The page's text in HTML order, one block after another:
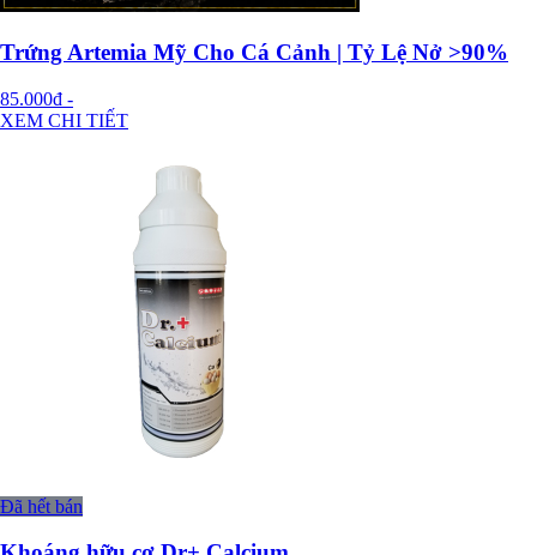
Trứng Artemia Mỹ Cho Cá Cảnh | Tỷ Lệ Nở >90%
85.000đ -
XEM CHI TIẾT
Đã hết bán